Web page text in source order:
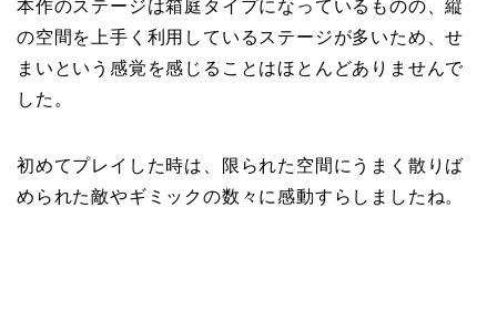
本作のステージは箱庭タイプになっているものの、縦
の空間を上手く利用しているステージが多いため、せ
まいという感覚を感じることはほとんどありませんで
した。
初めてプレイした時は、限られた空間にうまく散りば
められた敵やギミックの数々に感動すらしましたね。